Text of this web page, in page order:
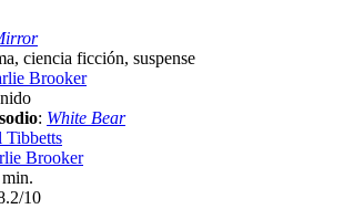
ciencia ficción, suspense
Brooker
: White Bear
Tibbetts
Brooker
10